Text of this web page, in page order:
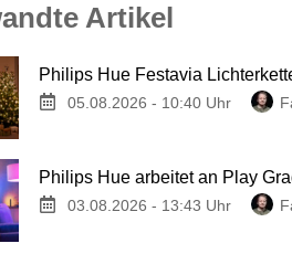
Artikel
Philips Hue Festavia
05.08.2026 - 10:40 Uhr
Philips Hue arbeitet an Play
03.08.2026 - 13:43 Uhr